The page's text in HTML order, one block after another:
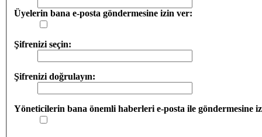
Üyelerin bana e-posta göndermesine izin ver:
Şifrenizi seçin:
Şifrenizi doğrulayın:
Yöneticilerin bana önemli haberleri e-posta ile göndermesine